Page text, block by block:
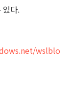
다.
wslblo